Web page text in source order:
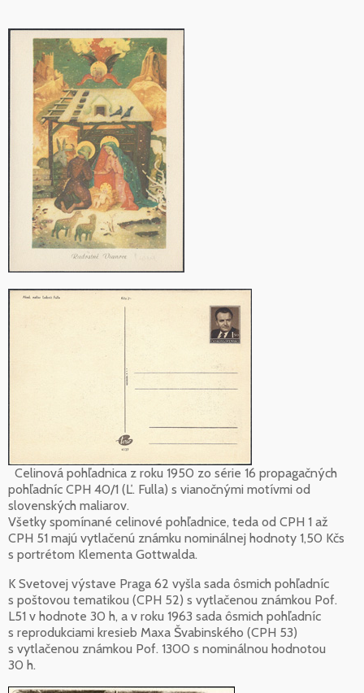
Celinová pohľadnica z roku 1950 zo série 16 propagačných
pohľadníc CPH 40/1 (Ľ. Fulla) s vianočnými motívmi od
slovenských maliarov.
Všetky spomínané celinové pohľadnice, teda od CPH 1 až
CPH 51 majú vytlačenú známku nominálnej hodnoty 1,50 Kčs
s portrétom Klementa Gottwalda.
K Svetovej výstave Praga 62 vyšla sada ôsmich pohľadníc
s poštovou tematikou (CPH 52) s vytlačenou známkou Pof.
L51 v hodnote 30 h, a v roku 1963 sada ôsmich pohľadníc
s reprodukciami kresieb Maxa Švabinského (CPH 53)
s vytlačenou známkou Pof. 1300 s nominálnou hodnotou
30 h.